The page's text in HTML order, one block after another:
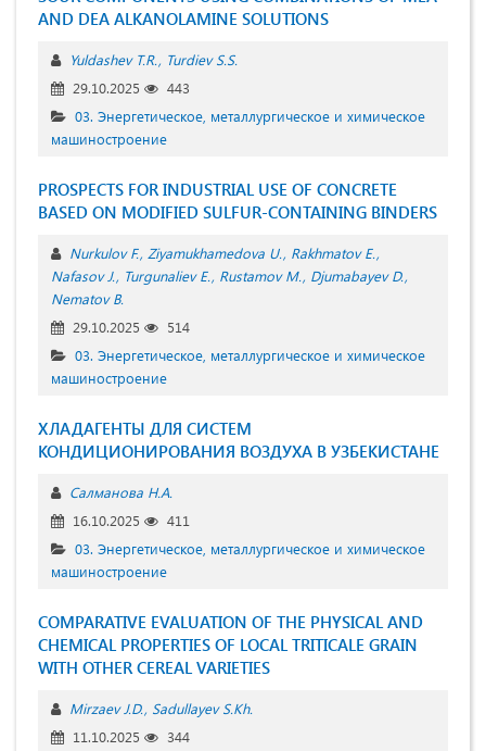
AND DEA ALKANOLAMINE SOLUTIONS
Yuldashev T.R. Turdiev S.S.
29.10.2025
443
03. Энергетическое, металлургическое и химическое
машиностроение
PROSPECTS FOR INDUSTRIAL USE OF CONCRETE
BASED ON MODIFIED SULFUR-CONTAINING BINDERS
Nurkulov F. Ziyamukhamedova U. Rakhmatov E.
Nafasov J. Turgunaliev E. Rustamov M. Djumabayev D.
Nematov B.
29.10.2025
514
03. Энергетическое, металлургическое и химическое
машиностроение
ХЛАДАГЕНТЫ ДЛЯ СИСТЕМ
КОНДИЦИОНИРОВАНИЯ ВОЗДУХА В УЗБЕКИСТАНЕ
Салманова Н.А.
16.10.2025
411
03. Энергетическое, металлургическое и химическое
машиностроение
COMPARATIVE EVALUATION OF THE PHYSICAL AND
CHEMICAL PROPERTIES OF LOCAL TRITICALE GRAIN
WITH OTHER CEREAL VARIETIES
Mirzaev J.D. Sadullayev S.Kh.
11.10.2025
344